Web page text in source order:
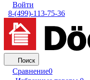
Войти
8-(499)-113-75-36
Поиск
Сравнение0